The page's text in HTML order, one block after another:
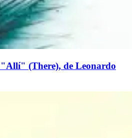
(There), de Leonardo